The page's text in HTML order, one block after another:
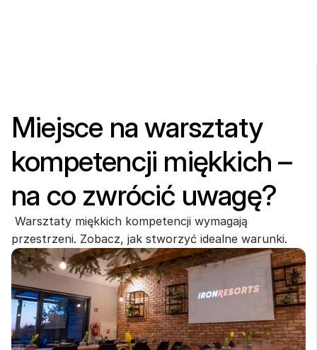
Miejsce na warsztaty
kompetencji miękkich –
na co zwrócić uwagę?
przestrzeni. Zobacz, jak stworzyć idealne warunki.